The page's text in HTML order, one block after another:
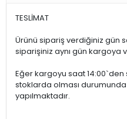
TESLİMAT
Ürünü sipariş verdiğiniz gün
siparişiniz aynı gün kargoya
Eğer kargoyu saat
stoklarda olması
yapılmaktadır.